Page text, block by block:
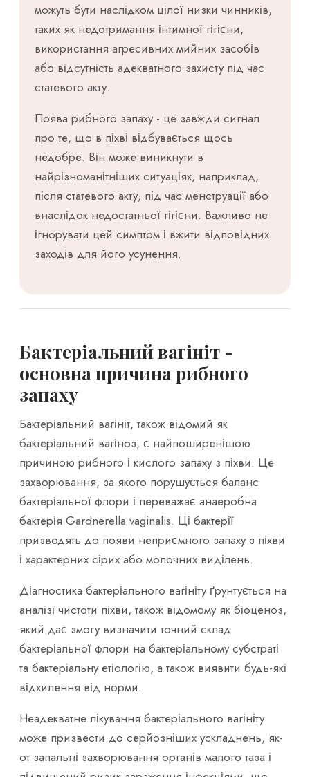
можуть бути наслідком цілої низки чинників,
таких як недотримання інтимної гігієни,
використання агресивних мийних засобів
або відсутність адекватного захисту під час
статевого акту.
Поява рибного запаху - це завжди сигнал
про те, що в піхві відбувається щось
недобре. Він може виникнути в
найрізноманітніших ситуаціях, наприклад,
після статевого акту, під час менструації або
внаслідок недостатньої гігієни. Важливо не
ігнорувати цей симптом і вжити відповідних
заходів для його усунення.
Бактеріальний вагініт -
основна причина рибного
запаху
Бактеріальний вагініт, також відомий як
бактеріальний вагіноз, є найпоширенішою
причиною рибного і кислого запаху з піхви. Це
захворювання, за якого порушується баланс
бактеріальної флори і переважає анаеробна
бактерія Gardnerella vaginalis. Ці бактерії
призводять до появи неприємного запаху з піхви
і характерних сірих або молочних виділень.
Діагностика бактеріального вагініту ґрунтується на
аналізі чистоти піхви, також відомому як біоценоз,
який дає змогу визначити точний склад
бактеріальної флори на бактеріальному субстраті
та бактеріальну етіологію, а також виявити будь-які
відхилення від норми.
Неадекватне лікування бактеріального вагініту
може призвести до серйозніших ускладнень, як-
от запальні захворювання органів малого таза і